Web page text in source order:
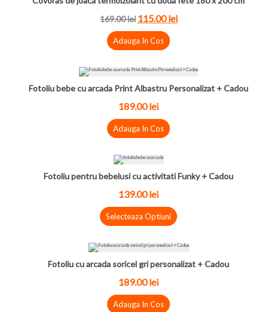
169.00 lei 115.00 lei
Adauga In Cos
Fotoliu bebe cu arcada Print Albastru Personalizat + Cadou
189.00 lei
Adauga In Cos
Fotoliu pentru bebelusi cu activitati Funky + Cadou
139.00 lei
Selecteaza Optiuni
Fotoliu cu arcada soricel gri personalizat + Cadou
189.00 lei
Adauga In Cos